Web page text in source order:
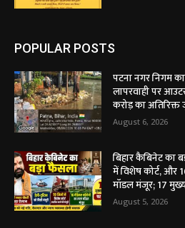
POPULAR POSTS
पटना नगर निगम
लापरवाही पर
करोड़ का अतिरिक्त
August 6, 2026
बिहार कैबिनेट का
में विशेष कोर्ट, और
मॉडल मंजूर; 17 मुख्य
August 5, 2026